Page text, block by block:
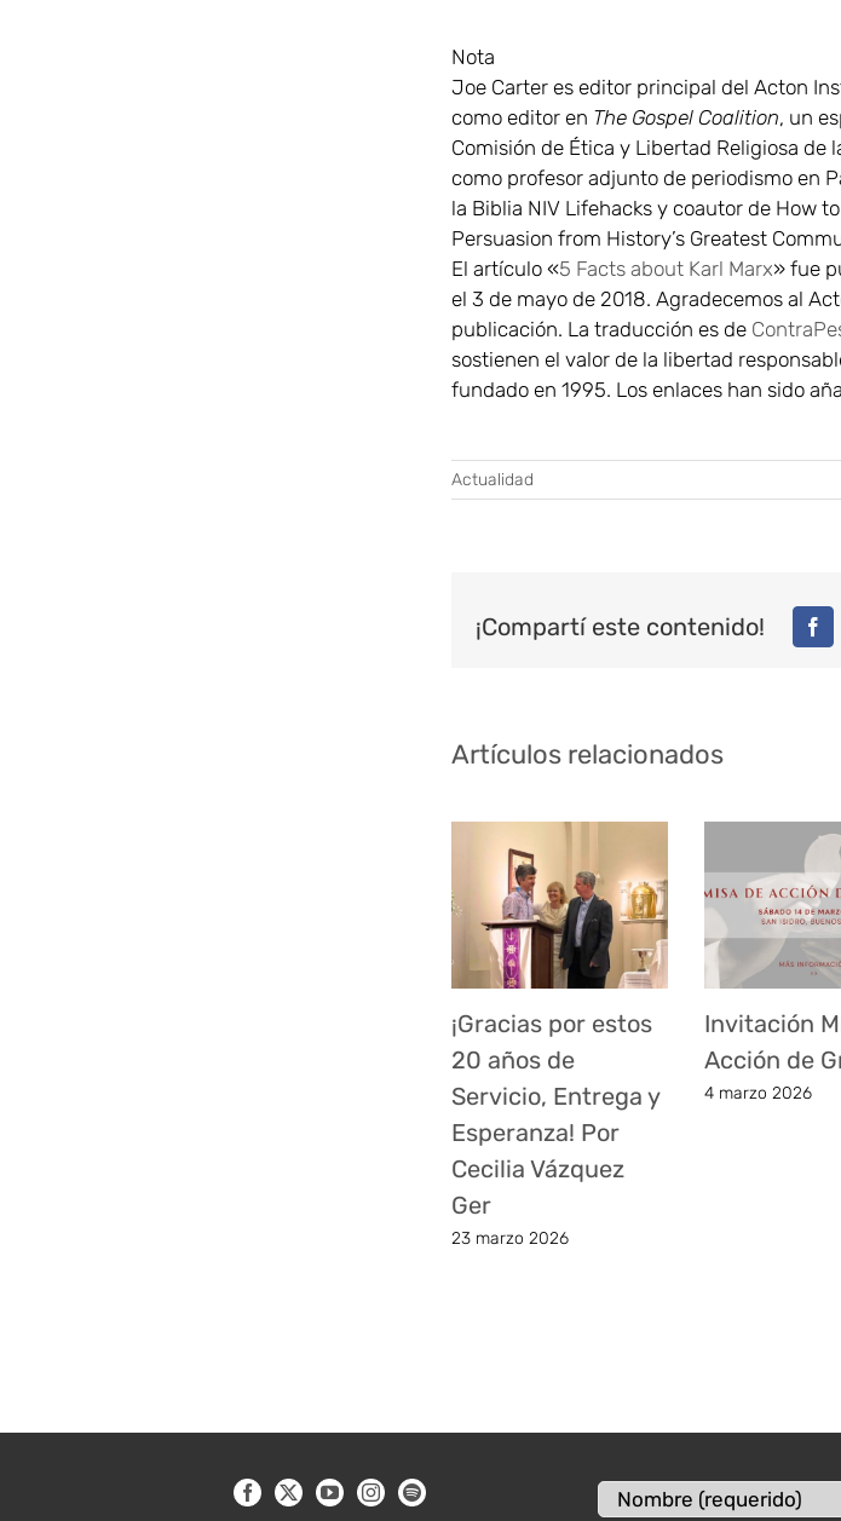
Nota
Joe Carter es editor principal del Acton
como editor en The Gospel Coalition, un
Comisión de Ética y Libertad Religiosa de
como profesor adjunto de periodismo en
la Biblia NIV Lifehacks y coautor de How
Persuasion from History’s Greatest
El artículo «5 Facts about Karl Marx» fue
el 3 de mayo de 2018. Agradecemos al
publicación. La traducción es de
sostienen el valor de la libertad
fundado en 1995. Los enlaces han sido
Actualidad
¡Compartí este contenido!
Artículos relacionados
¡Gracias por estos
20 años de
Servicio, Entrega y
Esperanza! Por
Cecilia Vázquez
Ger
23 marzo 2026
Invitación
Acción de
4 marzo 2026